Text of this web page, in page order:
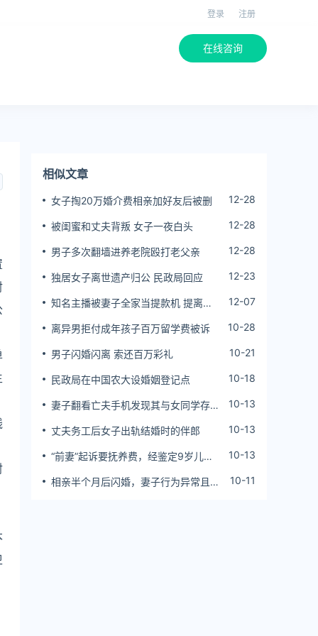
登录 注册
在线咨询
相似文章
女子掏20万婚介费相亲加好友后被删 12-28
被闺蜜和丈夫背叛 女子一夜白头 12-28
男子多次翻墙进养老院殴打老父亲 12-28
独居女子离世遗产归公 民政局回应 12-23
知名主播被妻子全家当提款机 提离婚
12-07
离异男拒付成年孩子百万留学费被诉 10-28
男子闪婚闪离 索还百万彩礼 10-21
民政局在中国农大设婚姻登记点 10-18
妻子翻看亡夫手机发现其与女同学存婚
10-13
丈夫务工后女子出轨结婚时的伴郎 10-13
“前妻”起诉要抚养费，经鉴定9岁儿子
10-13
相亲半个月后闪婚，妻子行为异常且持
10-11